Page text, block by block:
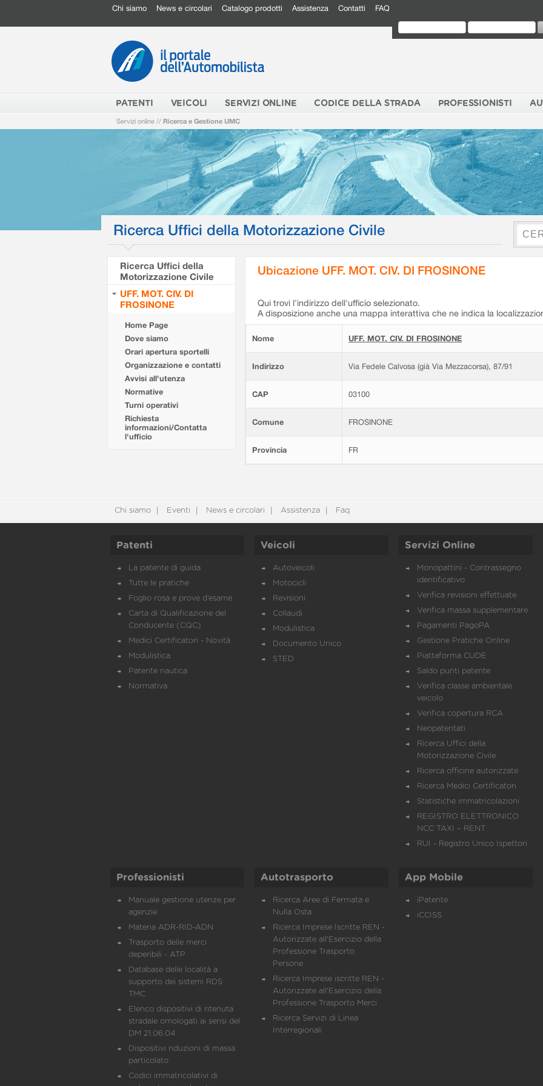
Chi siamo News e circolari Catalogo prodotti Assistenza Contatti FAQ
PATENTI VEICOLI SERVIZI ONLINE CODICE DELLA STRADA PROFESSIONISTI
Servizi online // Ricerca e Gestione UMC
Ricerca Uffici della Motorizzazione Civile
Ricerca Uffici della
Motorizzazione Civile
UFF. MOT. CIV. DI
FROSINONE
Home Page
Dove siamo
Orari apertura sportelli
Organizzazione e contatti
Avvisi all'utenza
Normative
Turni operativi
Richiesta
informazioni/Contatta
l'ufficio
Ubicazione UFF. MOT. CIV. DI FROSINONE
Qui trovi l'indirizzo dell'ufficio selezionato.
A disposizione anche una mappa interattiva che ne indica la
Nome UFF. MOT. CIV. DI FROSINONE
Indirizzo Via Fedele Calvosa (già Via Mezzacorsa), 87/91
CAP 03100
Comune FROSINONE
Provincia FR
Chi siamo Eventi News e circolari Assistenza Faq
Patenti
La patente di guida
Tutte le pratiche
Foglio rosa e prove d’esame
Carta di Qualificazione del
Conducente (CQC)
Medici Certificatori - Novità
Modulistica
Patente nautica
Normativa
Veicoli
Autoveicoli
Motocicli
Revisioni
Collaudi
Modulistica
Documento Unico
STED
Servizi Online
Monopattini - Contrassegno
identificativo
Verifica revisioni effettuate
Verifica massa supplementare
Pagamenti PagoPA
Gestione Pratiche Online
Piattaforma CUDE
Saldo punti patente
Verifica classe ambientale
veicolo
Verifica copertura RCA
Neopatentati
Ricerca Uffici della
Motorizzazione Civile
Ricerca officine autorizzate
Ricerca Medici Certificatori
Statistiche immatricolazioni
REGISTRO ELETTRONICO
NCC TAXI – RENT
RUI - Registro Unico Ispettori
Professionisti
Manuale gestione utenze per
agenzie
Materia ADR-RID-ADN
Trasporto delle merci
deperibili - ATP
Database delle località a
supporto dei sistemi RDS
TMC
Elenco dispositivi di ritenuta
stradale omologati ai sensi del
DM 21.06.04
Dispositivi riduzioni di massa
particolato
Codici immatricolativi di
Autotrasporto
Ricerca Aree di Fermata e
Nulla Osta
Ricerca Imprese Iscritte REN -
Autorizzate all'Esercizio della
Professione Trasporto
Persone
Ricerca Imprese iscritte REN -
Autorizzate all'Esercizio della
Professione Trasporto Merci
Ricerca Servizi di Linea
Interregionali
App Mobile
iPatente
iCCISS